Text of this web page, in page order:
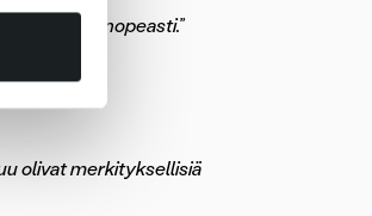
nopeasti.”
olivat merkityksellisiä